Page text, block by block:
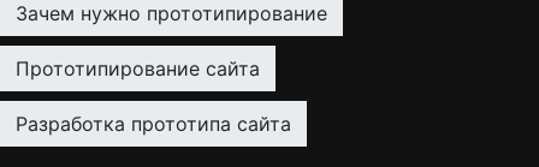
зачем нужно прототипирование
прототипирование сайта
разработка прототипа сайта